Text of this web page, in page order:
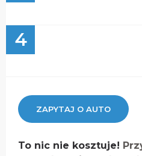
4
ZAPYTAJ O AUTO
To nic nie kosztuje!